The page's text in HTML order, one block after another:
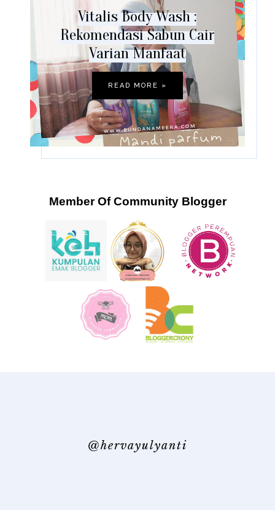
Vitalis Body Wash :
Rekomendasi Sabun Cair
Varian Manfaat
READ MORE »
Member Of Community Blogger
@hervayulyanti